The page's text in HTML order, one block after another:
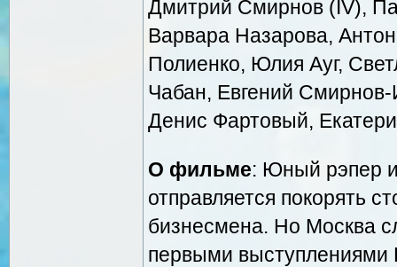
Дмитрий Смирнов (IV),
Варвара Назарова,
Полиенко, Юлия Ауг,
Чабан, Евгений
Денис Фартовый,
О фильме: Юный рэпер
отправляется покорять
бизнесмена. Но Москва
первыми выступлениями